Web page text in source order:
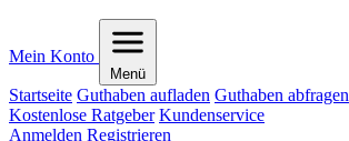
Mein Konto
Menü
Startseite Guthaben aufladen Guthaben abfragen
Kostenlose Ratgeber Kundenservice
Anmelden Registrieren